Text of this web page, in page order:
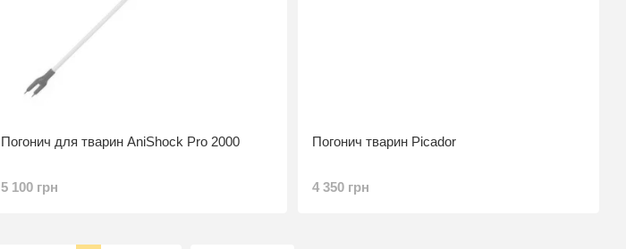
Погонич для тварин AniShock Pro 2000
5 100 грн
Погонич тварин Picador
4 350 грн